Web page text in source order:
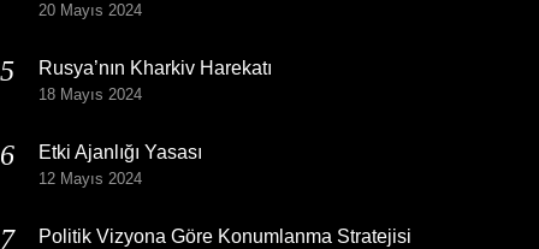
20 Mayıs 2024
Rusya’nın Kharkiv Harekatı
18 Mayıs 2024
Etki Ajanlığı Yasası
12 Mayıs 2024
Politik Vizyona Göre Konumlanma Stratejisi